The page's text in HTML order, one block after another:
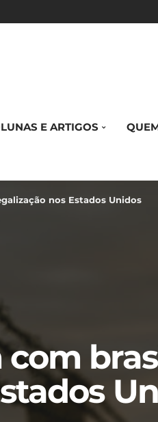
E ARTIGOS
nos Estados Unidos